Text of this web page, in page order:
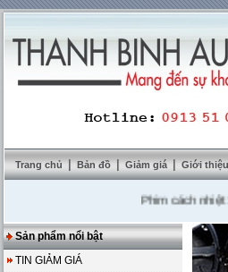
Trang chủ | Bản đồ | Giảm giá | Giới
Phim cách nhiệt
Sản phẩm nổi bật
TIN GIẢM GIÁ